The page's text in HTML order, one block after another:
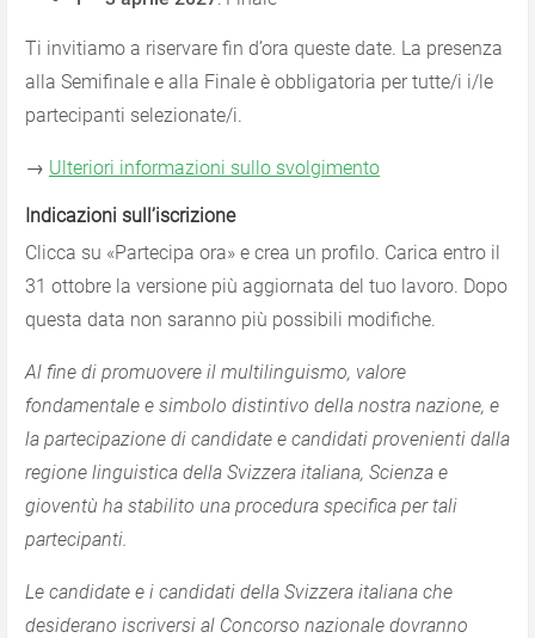
Ti invitiamo a riservare fin d’ora queste date. La presenza
alla Semifinale e alla Finale è obbligatoria per tutte/i i/le
partecipanti selezionate/i.
→ Ulteriori informazioni sullo svolgimento
Indicazioni sull’iscrizione
Clicca su «Partecipa ora» e crea un profilo. Carica entro il
31 ottobre la versione più aggiornata del tuo lavoro. Dopo
questa data non saranno più possibili modifiche.
Al fine di promuovere il multilinguismo, valore
fondamentale e simbolo distintivo della nostra nazione, e
la partecipazione di candidate e candidati provenienti dalla
regione linguistica della Svizzera italiana, Scienza e
gioventù ha stabilito una procedura specifica per tali
partecipanti.
Le candidate e i candidati della Svizzera italiana che
desiderano iscriversi al Concorso nazionale dovranno